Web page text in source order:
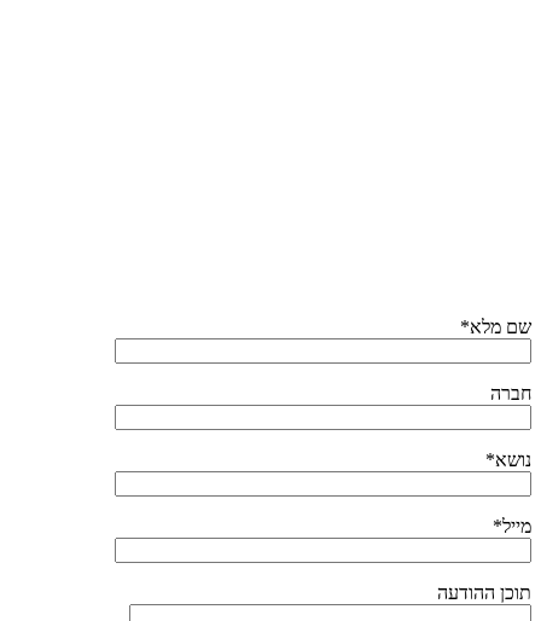
שם מלא*
חברה
נושא*
מייל*
תוכן ההודעה